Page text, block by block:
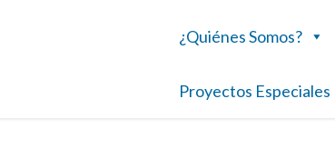
¿Quiénes Somos?
Proyectos Especiales